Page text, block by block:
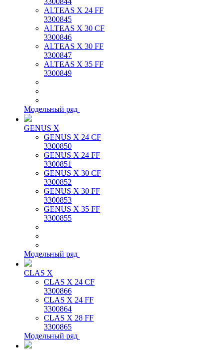
ALTEAS X 24 FF
3300845
ALTEAS X 30 CF
3300846
ALTEAS X 30 FF
3300847
ALTEAS X 35 FF
3300849
Модельный ряд
GENUS X
GENUS X 24 CF
3300850
GENUS X 24 FF
3300851
GENUS X 30 CF
3300852
GENUS X 30 FF
3300853
GENUS X 35 FF
3300855
Модельный ряд
CLAS X
CLAS X 24 CF
3300866
CLAS X 24 FF
3300864
CLAS X 28 FF
3300865
Модельный ряд